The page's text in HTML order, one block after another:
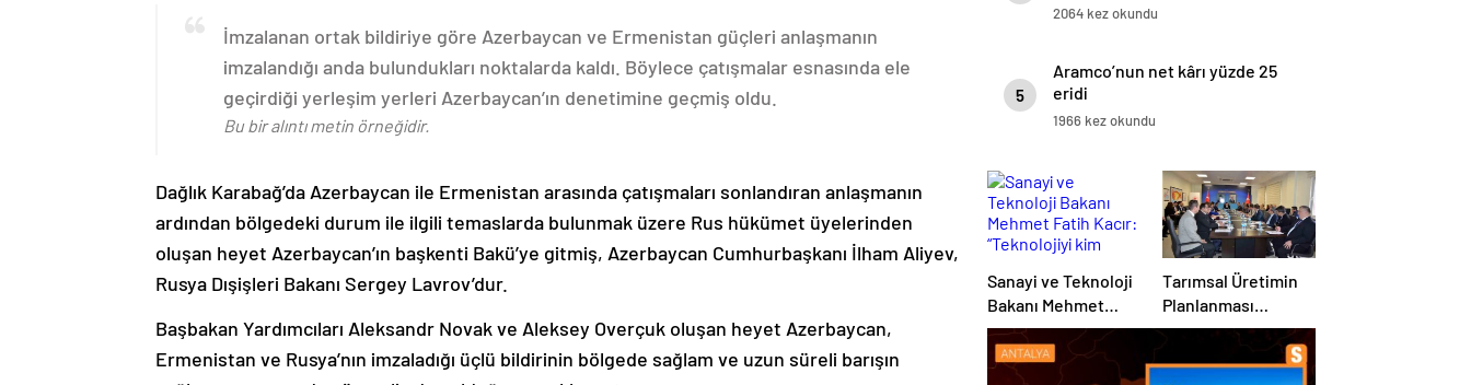
İmzalanan ortak bildiriye göre Azerbaycan ve Ermenistan güçleri anlaşmanın
imzalandığı anda bulundukları noktalarda kaldı. Böylece çatışmalar esnasında ele
geçirdiği yerleşim yerleri Azerbaycan’ın denetimine geçmiş oldu.
Bu bir alıntı metin örneğidir.
Dağlık Karabağ’da Azerbaycan ile Ermenistan arasında çatışmaları sonlandıran anlaşmanın
ardından bölgedeki durum ile ilgili temaslarda bulunmak üzere Rus hükümet üyelerinden
oluşan heyet Azerbaycan’ın başkenti Bakü’ye gitmiş, Azerbaycan Cumhurbaşkanı İlham Aliyev,
Rusya Dışişleri Bakanı Sergey Lavrov’dur.
Başbakan Yardımcıları Aleksandr Novak ve Aleksey Overçuk oluşan heyet Azerbaycan,
Ermenistan ve Rusya’nın imzaladığı üçlü bildirinin bölgede sağlam ve uzun süreli barışın
2064 kez okundu
5
Aramco’nun net kârı yüzde 25
eridi
1966 kez okundu
Sanayi ve Teknoloji
Bakanı Mehmet
Fatih Kacır:
“Teknolojiyi kim
Tarımsal Üretimin
Planlanması
Toplantısı
Gerçekleşti